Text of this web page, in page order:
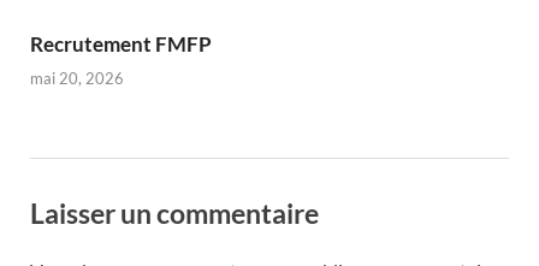
Recrutement FMFP
mai 20, 2026
Laisser un commentaire